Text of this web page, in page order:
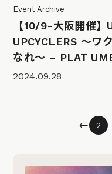
Event Archive
【10/9-大阪開催
UPCYCLERS 〜ワ
なれ〜 – PLAT
2024.09.28
← 2